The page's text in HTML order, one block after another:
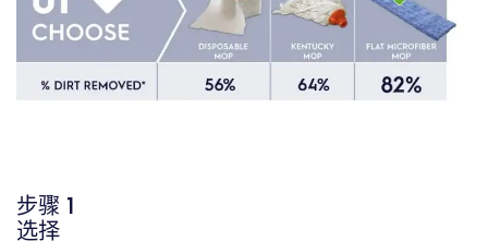
步骤 1
选择